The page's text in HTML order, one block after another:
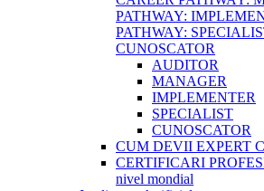
PATHWAY:
PATHWAY:
CUNOSCATOR
AUDITOR
MANAGER
IMPLEMENTER
SPECIALIST
CUNOSCATOR
CUM DEVII EXPERT
CERTIFICARI
nivel mondial